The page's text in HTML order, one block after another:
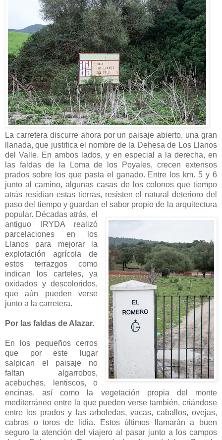
La carretera discurre ahora por un paisaje abierto, una gran
llanada, que justifica el nombre de la Dehesa de Los Llanos
del Valle. En ambos lados, y en especial a la derecha, en
las faldas de la Loma de los Poyales, crecen extensos
prados sobre los que pasta el ganado. Entre los km. 5 y 6
junto al camino, algunas casas de los colonos que tiempo
atrás residían estas tierras, resisten el natural deterioro del
paso del tiempo y guardan el sabor propio de la arquitectura
popular. Décadas atrás, el
antiguo IRYDA realizó
parcelaciones en los
Llanos para mejorar la
explotación agrícola de
estos terrazgos como
indican los carteles, ya
oxidados y descoloridos,
que aún pueden verse
junto a la carretera.
Por las faldas de Alazar.
En los pequeños cerros
que por este lugar
salpican el paisaje no
faltan algarrobos,
acebuches, lentiscos, o
encinas, así como la vegetación propia del monte
mediterráneo entre la que pueden verse también, criándose
entre los prados y las arboledas, vacas, caballos, ovejas,
cabras o toros de lidia. Estos últimos llamarán a buen
seguro la atención del viajero al pasar junto a los campos